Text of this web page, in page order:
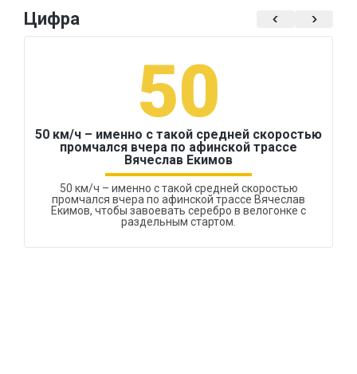
Цифра
50
50 км/ч – именно с такой средней скоростью
промчался вчера по афинской трассе
Вячеслав Екимов
50 км/ч – именно с такой средней скоростью
промчался вчера по афинской трассе Вячеслав
Екимов, чтобы завоевать серебро в велогонке с
раздельным стартом.